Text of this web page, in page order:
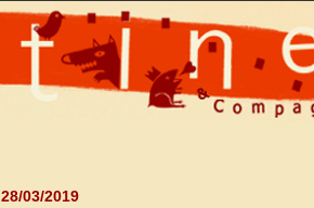
28/03/2019